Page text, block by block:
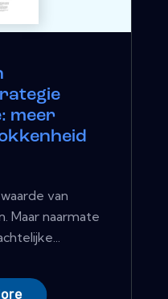
meer
van
Maar naarmate